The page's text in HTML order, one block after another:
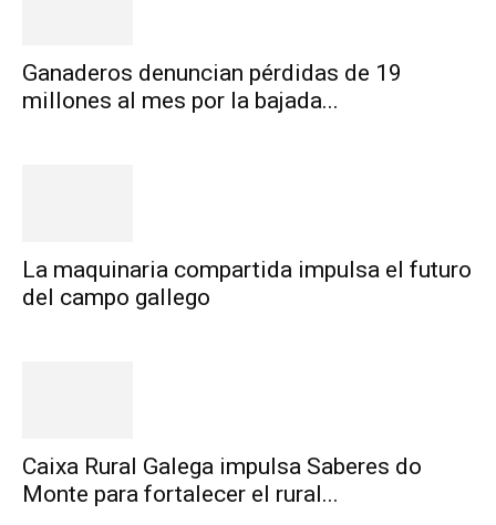
Ganaderos denuncian pérdidas de 19
millones al mes por la bajada...
La maquinaria compartida impulsa el futuro
del campo gallego
Caixa Rural Galega impulsa Saberes do
Monte para fortalecer el rural...